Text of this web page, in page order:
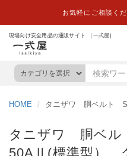
お気軽にご相談くだ
現場向け安全用品の通販サイト ［一式屋］
HOME タニザワ 胴ベルト
タニザワ 胴ベ
50AⅡ(標準型）